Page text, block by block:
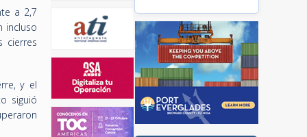
a 2,7
incluso
cierres
y el
siguió